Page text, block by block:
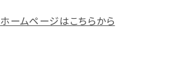
ホームページはこちらから